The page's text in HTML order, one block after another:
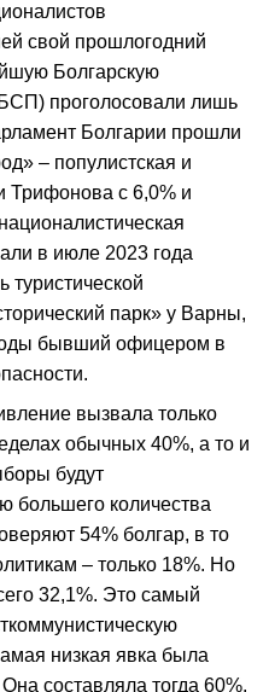
свой прошлогодний
Болгарскую
проголосовали лишь
Болгарии прошли
– популистская и
Трифонова с 6,0% и
в июле 2023 года
туристической
парк» у Варны,
бывший офицером в
вызвала только
обычных 40%, а то и
будут
большего количества
54% болгар, в то
– только 18%. Но
32,1%. Это самый
низкая явка была
составляла тогда 60%.